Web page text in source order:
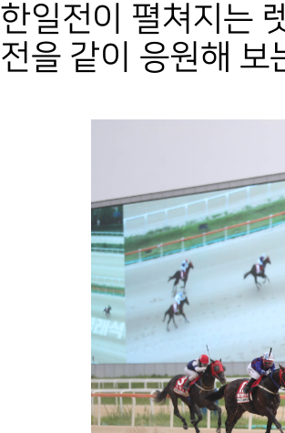
한일전이 펼쳐지는
전을 같이 응원해 보